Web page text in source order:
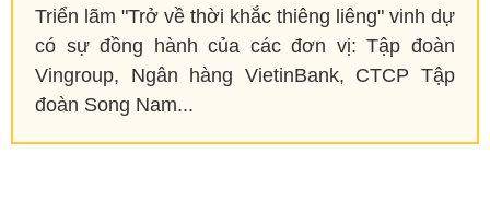
Triển lãm "Trở về thời khắc thiêng liêng" vinh dự
có sự đồng hành của các đơn vị: Tập đoàn
Vingroup, Ngân hàng VietinBank, CTCP Tập
đoàn Song Nam...